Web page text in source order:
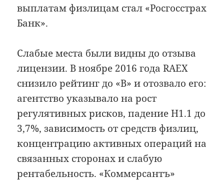
выплатам физлицам стал «Росгосстрах
Банк».
Слабые места были видны до отзыва
лицензии. В ноябре 2016 года RAEX
снизило рейтинг до «B» и отозвало его:
агентство указывало на рост
регулятивных рисков, падение Н1.1 до
3,7%, зависимость от средств физлиц,
концентрацию активных операций на
связанных сторонах и слабую
рентабельность. «Коммерсантъ»